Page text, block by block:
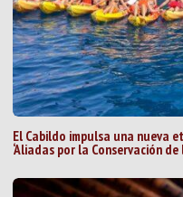
El Cabildo impulsa una nueva
‘Aliadas por la Conservación